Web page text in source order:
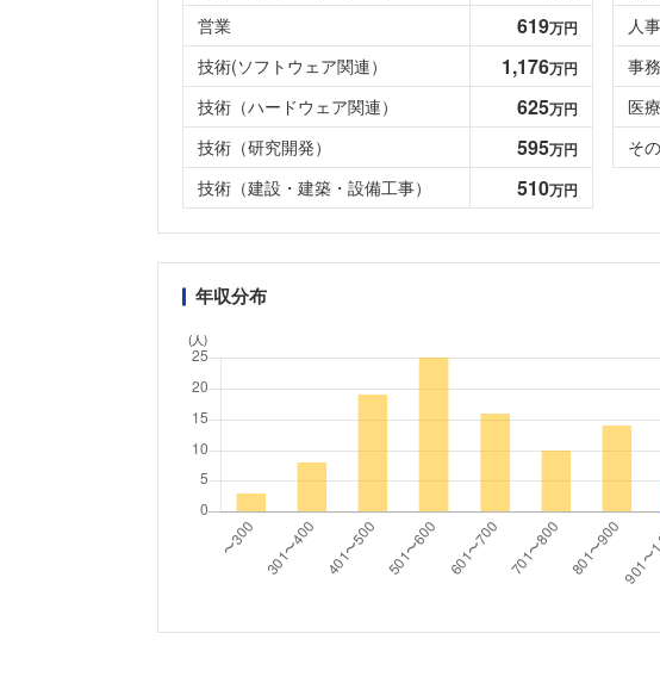
営業 619万円
技術(ソフトウェア関連） 1,176万円
技術（ハードウェア関連） 625万円
技術（研究開発） 595万円
技術（建設・建築・設備工事） 510万円
人
事
医
そ
年収分布
(人)